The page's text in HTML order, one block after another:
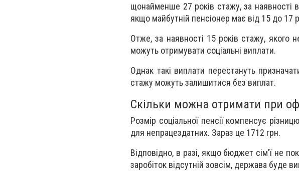
щонайменше 27 років стажу, за наявності
якщо майбутній пенсіонер має від 15 до 17
Отже, за наявності 15 років стажу, якого
можуть отримувати соціальні виплати.
Однак такі виплати перестануть
стажу можуть залишитися без виплат.
Скільки можна отримати при
Розмір соціальної пенсії компенсує
для непрацездатних. Зараз це 1712 грн.
Відповідно, в разі, якщо бюджет сім'ї не
заробіток відсутній зовсім, держава буде